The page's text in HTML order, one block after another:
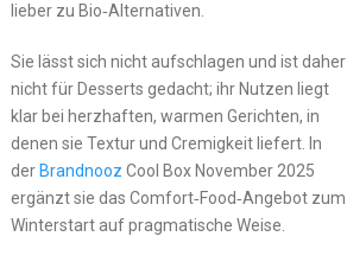
lieber zu Bio‑Alternativen.
Sie lässt sich nicht aufschlagen und ist daher
nicht für Desserts gedacht; ihr Nutzen liegt
klar bei herzhaften, warmen Gerichten, in
denen sie Textur und Cremigkeit liefert. In
der Brandnooz Cool Box November 2025
ergänzt sie das Comfort‑Food‑Angebot zum
Winterstart auf pragmatische Weise.